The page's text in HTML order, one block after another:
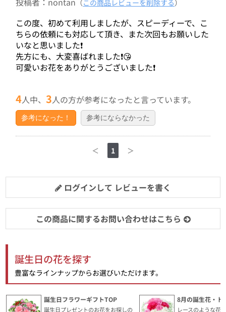
（この商品レビューを削除する）
この度、初めて利用しましたが、スピーディーで、こ
ちらの依頼にも対応して頂き、また次回もお願いした
いなと思いました❗️
先方にも、大変喜ばれました❗️😘
可愛いお花をありがとうございました❗️
4人中、3人の方が参考になったと言っています。
参考になった！ 参考にならなかった
＜ 1 ＞
ログインして レビューを書く
この商品に関するお問い合わせはこちら
誕生日の花を探す
豊富なラインナップからお選びいただけます。
誕生日フラワーギフトTOP
誕生日プレゼントのお花をお探しの
8月の誕生花・ト
レースのような花